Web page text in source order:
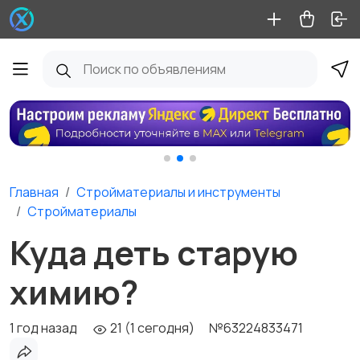
Главная
Стройматериалы и инструменты
Стройматериалы
Куда деть старую
химию?
1 год назад 21 (1 сегодня) №63224833471